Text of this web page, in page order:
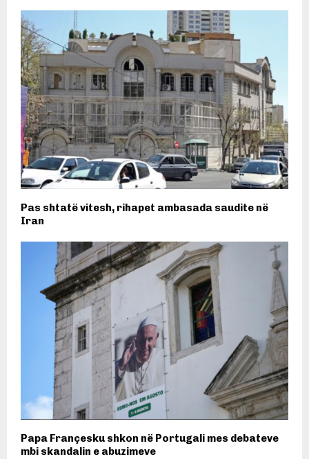
Pas shtatë vitesh, rihapet ambasada saudite në
Iran
Papa Françesku shkon në Portugali mes debateve
mbi skandalin e abuzimeve